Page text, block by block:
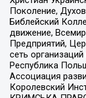
Поколение,
Библейский
движение,
Предприятий,
сеть
Республика
Ассоциация
Королевский